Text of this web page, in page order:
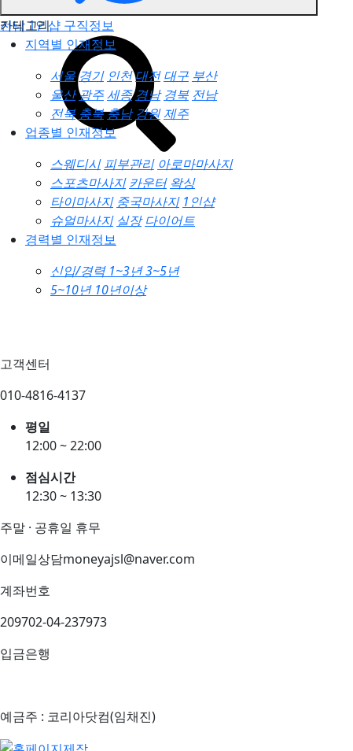
전남 1인샵 구직정보
카테고리
지역별 인재정보
서울경기 인천대전 대구 부산
울산광주세종경남 경북 전남
전북 충북충남 강원제주
업종별 인재정보
스웨디시 피부관리 아로마마사지
스포츠마사지 카운터 왁싱
타이마사지 중국마사지 1인샵
슈얼마사지 실장 다이어트
경력별 인재정보
신입/경력 1~3년3~5년
5~10년 10년이상
고객센터
010-4816-4137
평일
12:00 ~ 22:00
점심시간
12:30 ~ 13:30
주말 · 공휴일 휴무
이메일상담moneyajsl@naver.com
계좌번호
209702-04-237973
입금은행
예금주 : 코리아닷컴(임채진)